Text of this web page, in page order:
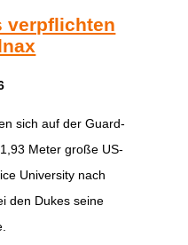
verpflichten
sich auf der Guard-
Meter große US-
University nach
den Dukes seine